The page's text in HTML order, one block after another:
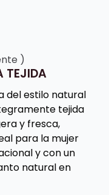
)
TEJIDA
del estilo natural
tejida
y fresca,
para la mujer
y con un
natural en